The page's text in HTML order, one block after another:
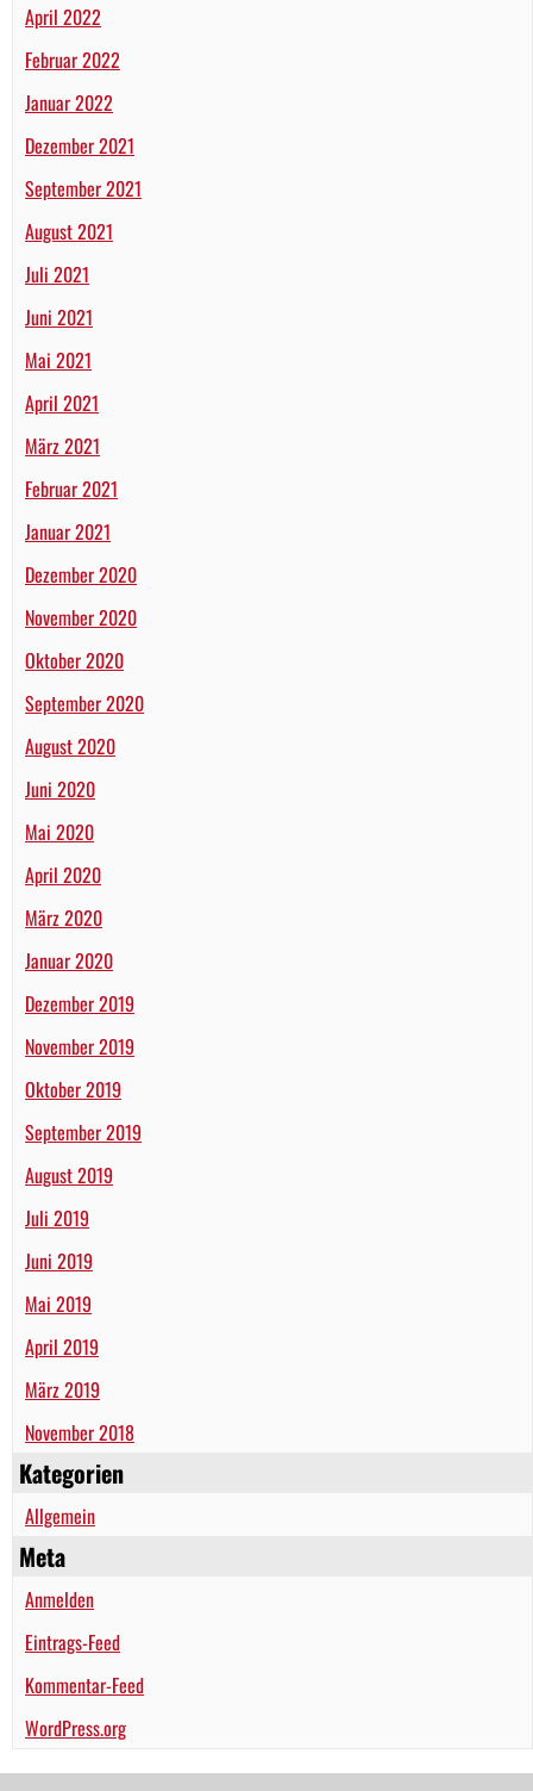
April 2022
Februar 2022
Januar 2022
Dezember 2021
September 2021
August 2021
Juli 2021
Juni 2021
Mai 2021
April 2021
März 2021
Februar 2021
Januar 2021
Dezember 2020
November 2020
Oktober 2020
September 2020
August 2020
Juni 2020
Mai 2020
April 2020
März 2020
Januar 2020
Dezember 2019
November 2019
Oktober 2019
September 2019
August 2019
Juli 2019
Juni 2019
Mai 2019
April 2019
März 2019
November 2018
Kategorien
Allgemein
Meta
Anmelden
Eintrags-Feed
Kommentar-Feed
WordPress.org